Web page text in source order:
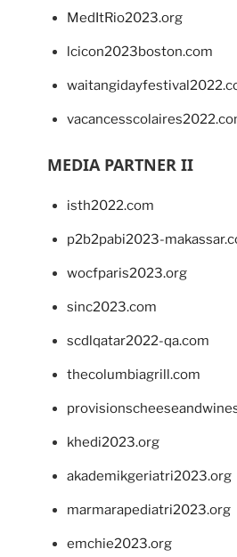
MedItRio2023.org
lcicon2023boston.com
MEDIA PARTNER II
isth2022.com
p2b2pabi2023-
wocfparis2023.org
sinc2023.com
scdlqatar2022-qa.com
thecolumbiagrill.com
khedi2023.org
akademikgeriatri2023.org
marmarapediatri2023.org
emchie2023.org